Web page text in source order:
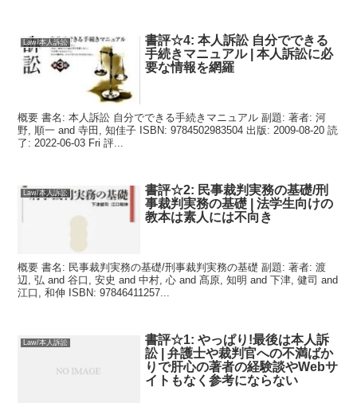
Law/本人訴訟
書評☆4: 本人訴訟 自分でできる
手続きマニュアル | 本人訴訟に必
要な情報を網羅
概要 書名: 本人訴訟 自分でできる手続きマニュアル 副題: 著者: 河
野, 順一 and 寺田, 知佳子 ISBN: 9784502983504 出版: 2009-08-20 読
了: 2022-06-03 Fri 評...
Law/本人訴訟
書評☆2: 民事裁判実務の基礎/刑
事裁判実務の基礎 | 法学生向けの
教本は素人には不向き
概要 書名: 民事裁判実務の基礎/刑事裁判実務の基礎 副題: 著者: 渡
辺, 弘 and 谷口, 安史 and 中村, 心 and 髙原, 知明 and 下津, 健司 and
江口, 和伸 ISBN: 97846411257...
Law/本人訴訟
書評☆1: やっぱり!最後は本人訴
訟 | 弁護士や裁判官への不満ばか
りで肝心の著者の経験談やWebサ
イトもなく参考にならない